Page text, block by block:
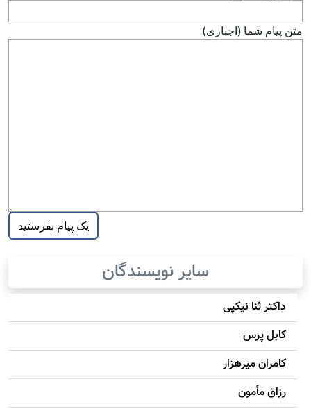
متن پيام شما (اجباری)
سایر نویسندگان
داکتر ثنا نیکپی
کابل پرس
کامران میرهزار
رزاق مأمون